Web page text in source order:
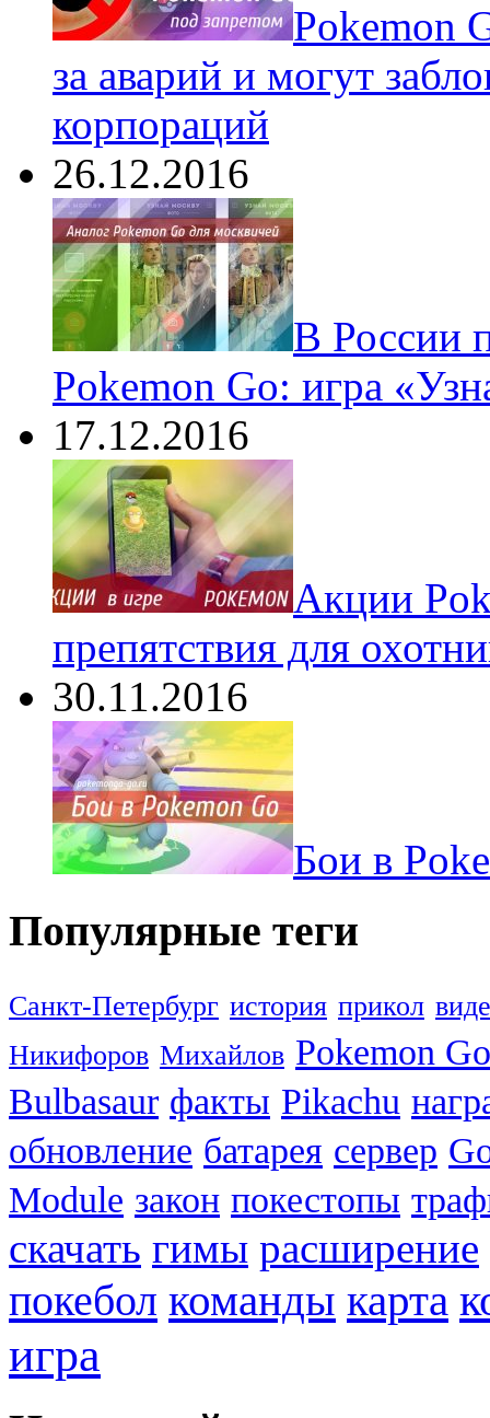
Pokеmon
за аварий и могут
корпораций
26.12.2016
В России
Pokemon Go: игра
17.12.2016
Акции
препятствия для
30.11.2016
Бои в
Популярные теги
Санкт-Петербург история прикол
Никифоров Михайлов Pokemon Go
Bulbasaur факты Pikachu
обновление батарея сервер
Module закон покестопы
скачать гимы расширение
покебол команды карта
игра